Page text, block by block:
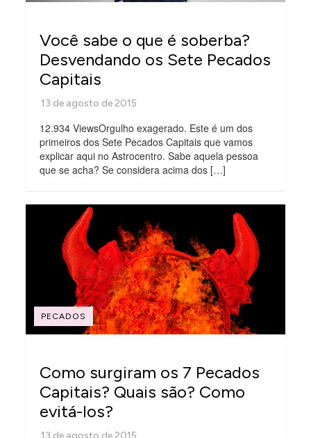
Você sabe o que é soberba?
Desvendando os Sete Pecados
Capitais
12.934 ViewsOrgulho exagerado. Este é um dos
primeiros dos Sete Pecados Capitais que vamos
explicar aqui no Astrocentro. Sabe aquela pessoa
que se acha? Se considera acima dos […]
PECADOS
Como surgiram os 7 Pecados
Capitais? Quais são? Como
evitá-los?